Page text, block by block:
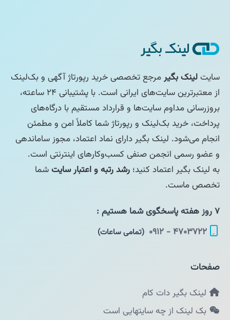
سایتلینک بگیرمرجع تخصصی خرید رپورتاژ آگهی و بک‌لینک
از معتبرترین سایت‌های ایرانی است. با پشتیبانی ۲۴ ساعته،
بروزرسانی مداوم سایت‌ها و قرارداد مستقیم با درگاه‌های
پرداخت، خرید بک‌لینک و رپورتاژ شما کاملاً امن و مطمئن
انجام می‌شود. لینک بگیر دارای نماد اعتماد، مجوز ساماندهی
و عضو رسمی انجمن صنفی کسب‌وکارهای اینترنتی است.
به لینک بگیر اعتماد کنید؛ رشد رتبه و اعتبار سایتشما
تخصص ماست.
۷ روز هفته پاسخگوی شما هستیم :
۴۷۰۳۷۲۲ - ۰۹۱۲
(تمامی ساعات)
صفحات
لینک بگیر دات کام
بک لینک از چه سایتهایی است